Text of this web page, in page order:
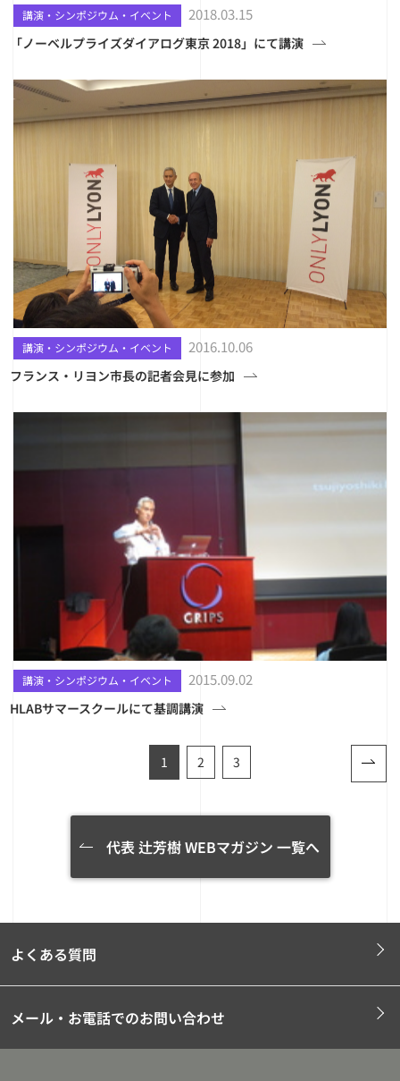
講演・シンポジウム・イベント 2018.03.15
「ノーベルプライズダイアログ東京 2018」にて講演
講演・シンポジウム・イベント 2016.10.06
フランス・リヨン市長の記者会見に参加
講演・シンポジウム・イベント 2015.09.02
HLABサマースクールにて基調講演
1 2 3
代表 辻芳樹 WEBマガジン 一覧へ
よくある質問
メール・お電話でのお問い合わせ